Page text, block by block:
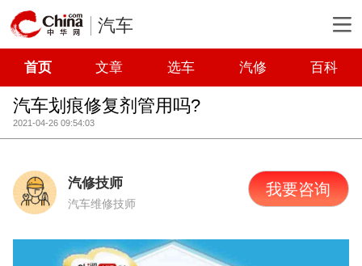
汽车
首页 文章 选车 汽修 百科
汽车划痕修复剂管用吗?
2021-04-26 09:54:03
汽修技师
汽车维修技师
我要咨询